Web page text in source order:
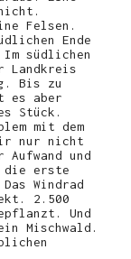
Felsen.
Ende
südlichen
Landkreis
Bis zu
es aber
Stück.
mit dem
nur nicht
und
die erste
Windrad
2.500
Und
Mischwald.